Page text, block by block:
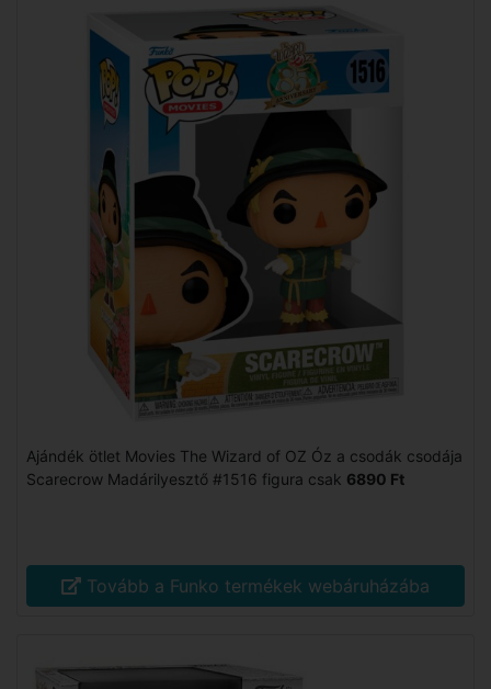
Ajándék ötlet Movies The Wizard of OZ Óz a csodák csodája
Scarecrow Madárilyesztő #1516 figura csak 6890 Ft
Tovább a Funko termékek webáruházába